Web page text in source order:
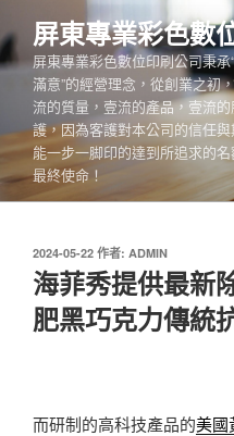
至
主
容
屏東專業彩色數
屏東專業彩色數位印刷公司秉
滿意”的經營理念，從創業之初
流的質量，壹流的產品，壹流
護，因為客護對本公司的信任
能一步一脚印的達到所追求的
最終使命！
發
佈
於
2024-05-22 作者: ADMIN
海菲秀提供最新
肥黑巧克力傳統
而研制的高科技產品的美國